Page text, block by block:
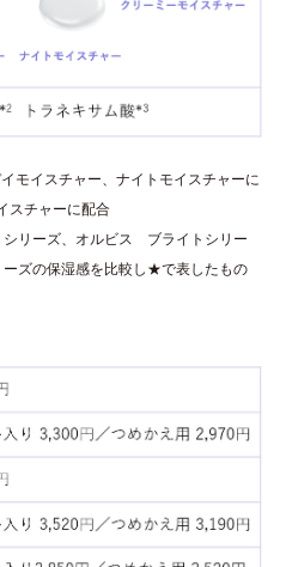
イスチャー、ナイトモイスチャーに
チャーに配合
リーズ、オルビス ブライトシリー
ズの保湿感を比較し★で表したもの